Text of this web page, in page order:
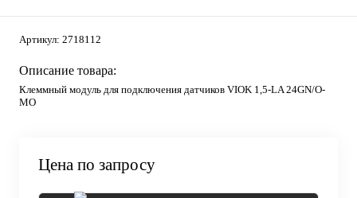
Артикул: 2718112
Описание товара:
Клеммный модуль для подключения датчиков VIOK 1,5-LA 24GN/O-
MO
Цена по запросу